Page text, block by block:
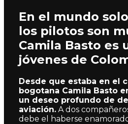
En el mundo
los pilotos son
Camila Basto es
jóvenes de
Desde que estaba en el
bogotana Camila Basto
un deseo profundo de
aviación. A dos
debe el haberse